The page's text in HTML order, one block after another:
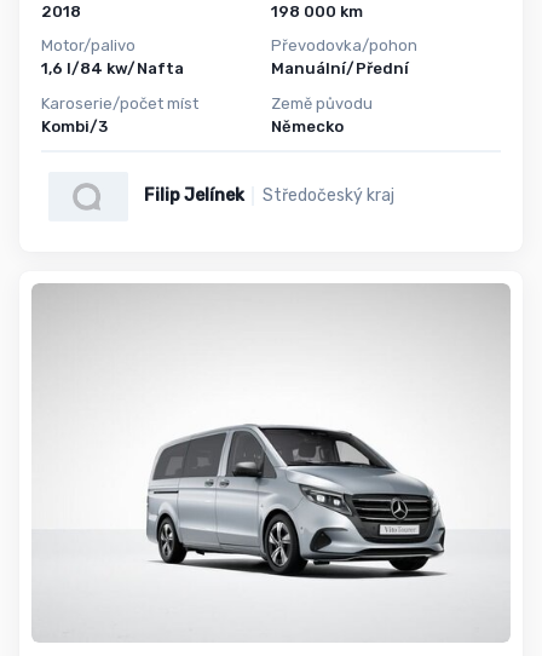
2018
Motor/palivo
1,6 l/84 kw/Nafta
Karoserie/počet míst
Kombi/3
198 000 km
Převodovka/pohon
Manuální/Přední
Země původu
Německo
Filip Jelínek Středočeský kraj